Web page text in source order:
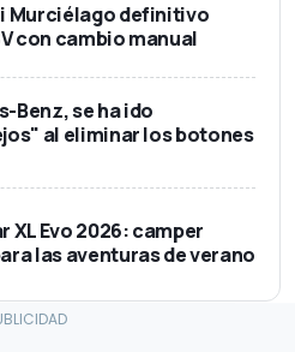
Murciélago definitivo
con cambio manual
Benz, se ha ido
al eliminar los botones
XL Evo 2026: camper
las aventuras de verano